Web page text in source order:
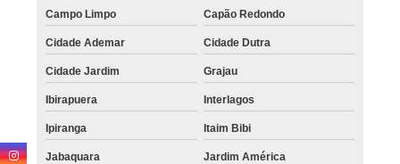
Campo Limpo Capão Redondo
Cidade Ademar Cidade Dutra
Cidade Jardim Grajau
Ibirapuera Interlagos
Ipiranga Itaim Bibi
Jabaquara Jardim América